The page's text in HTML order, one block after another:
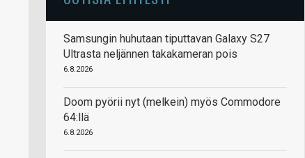
Samsungin huhutaan tiputtavan Galaxy S27
Ultrasta neljännen takakameran pois
6.8.2026
Doom pyörii nyt (melkein) myös Commodore
64:llä
6.8.2026